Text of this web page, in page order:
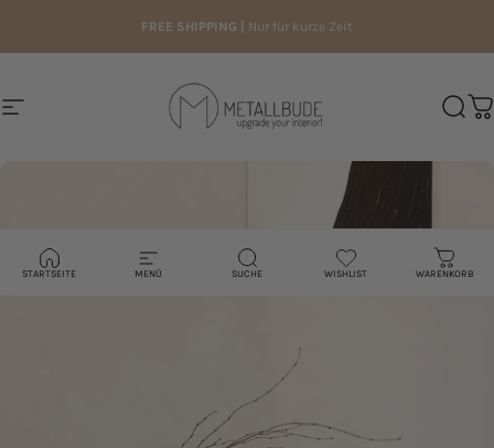
FREE SHIPPING | Nur für kurze Zeit
Seitennavigation Metallbude Suche
STARTSEITE MENÜ SUCHE WISHLIST WARENKORB